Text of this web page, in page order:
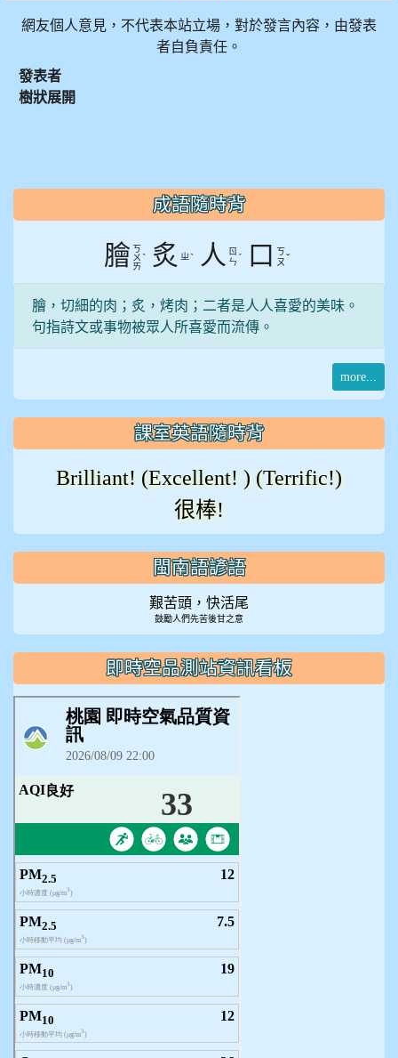
網友個人意見，不代表本站立場，對於發言內容，由發表
者自負責任。
發表者
樹狀展開
::: 成語隨時背
膾 ㄎ
ㄨ
ㄞ
ˋ 炙 ㄓ ˋ 人
ㄖ
ㄣ ˊ 口 ㄎ
ㄡˇ
膾，切細的肉；炙，烤肉；二者是人人喜愛的美味。
句指詩文或事物被眾人所喜愛而流傳。
more...
課室英語隨時背
Brilliant! (Excellent! ) (Terrific!)
很棒!
閩南語諺語
艱苦頭，快活尾
鼓勵人們先苦後甘之意
即時空品測站資訊看板